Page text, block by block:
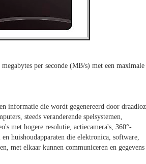
per seconde (MB/s) met een maximale
informatie die wordt gegenereerd door
steeds veranderende spelsystemen,
met hogere resolutie, actiecamera's, 360°-
huishoudapparaten die elektronica, software,
met elkaar kunnen communiceren en gegevens